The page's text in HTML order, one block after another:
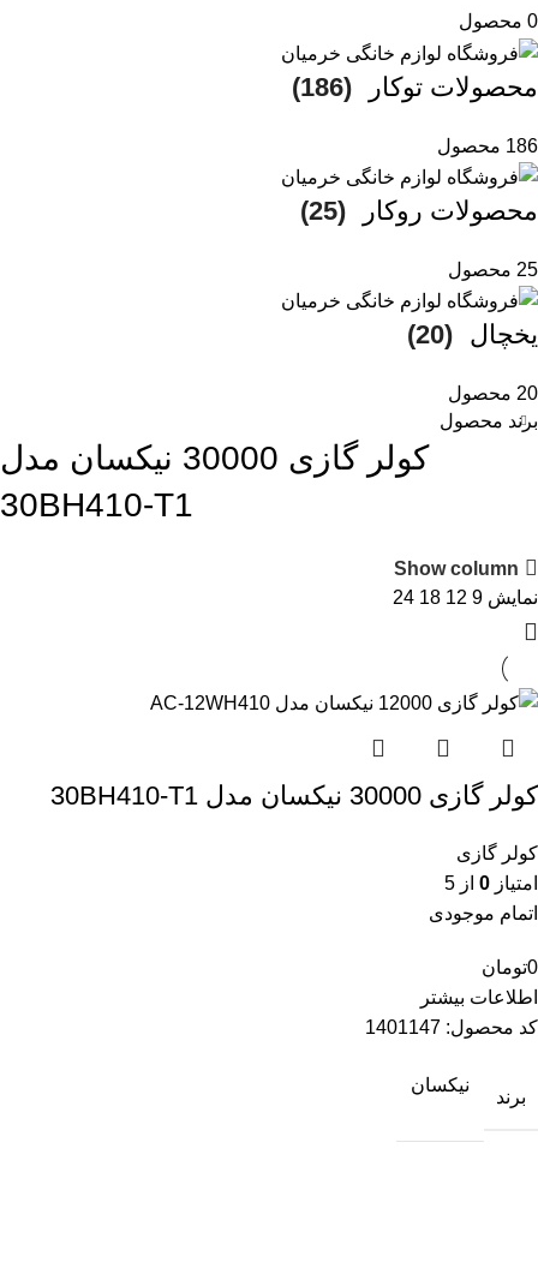
0 محصول
محصولات توکار (186)
186 محصول
محصولات روکار (25)
25 محصول
یخچال (20)
20 محصول
برند محصول
کولر گازی 30000 نیکسان مدل
30BH410-T1
Show column
نمایش 9
12
18
24
کولر گازی 30000 نیکسان مدل 30BH410-T1
کولر گازی
امتیاز 0 از 5
اتمام موجودی
0تومان
اطلاعات بیشتر
کد محصول: 1401147
برند
نیکسان